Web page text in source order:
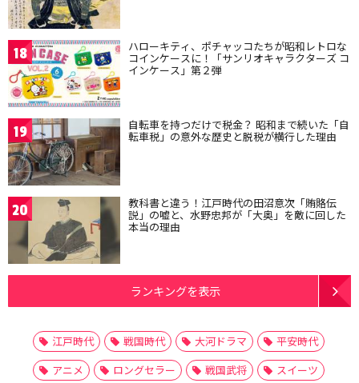
18 ハローキティ、ポチャッコたちが昭和レトロな
コインケースに！「サンリオキャラクターズ コ
インケース」第２弾
19 自転車を持つだけで税金？ 昭和まで続いた「自
転車税」の意外な歴史と脱税が横行した理由
20 教科書と違う！江戸時代の田沼意次「賄賂伝
説」の嘘と、水野忠邦が「大奥」を敵に回した
本当の理由
ランキングを表示
江戸時代 戦国時代 大河ドラマ
平安時代
アニメ
ロングセラー 戦国武将
スイーツ